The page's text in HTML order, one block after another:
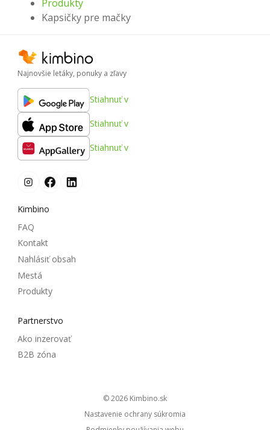
Produkty
Kapsičky pre mačky
Najnovšie letáky, ponuky a zľavy
Stiahnuť v
Stiahnuť v
Stiahnuť v
Kimbino
FAQ
Kontakt
Nahlásiť obsah
Mestá
Produkty
Partnerstvo
Ako inzerovať
B2B zóna
© 2026
kimbino.sk
Nastavenie ochrany súkromia